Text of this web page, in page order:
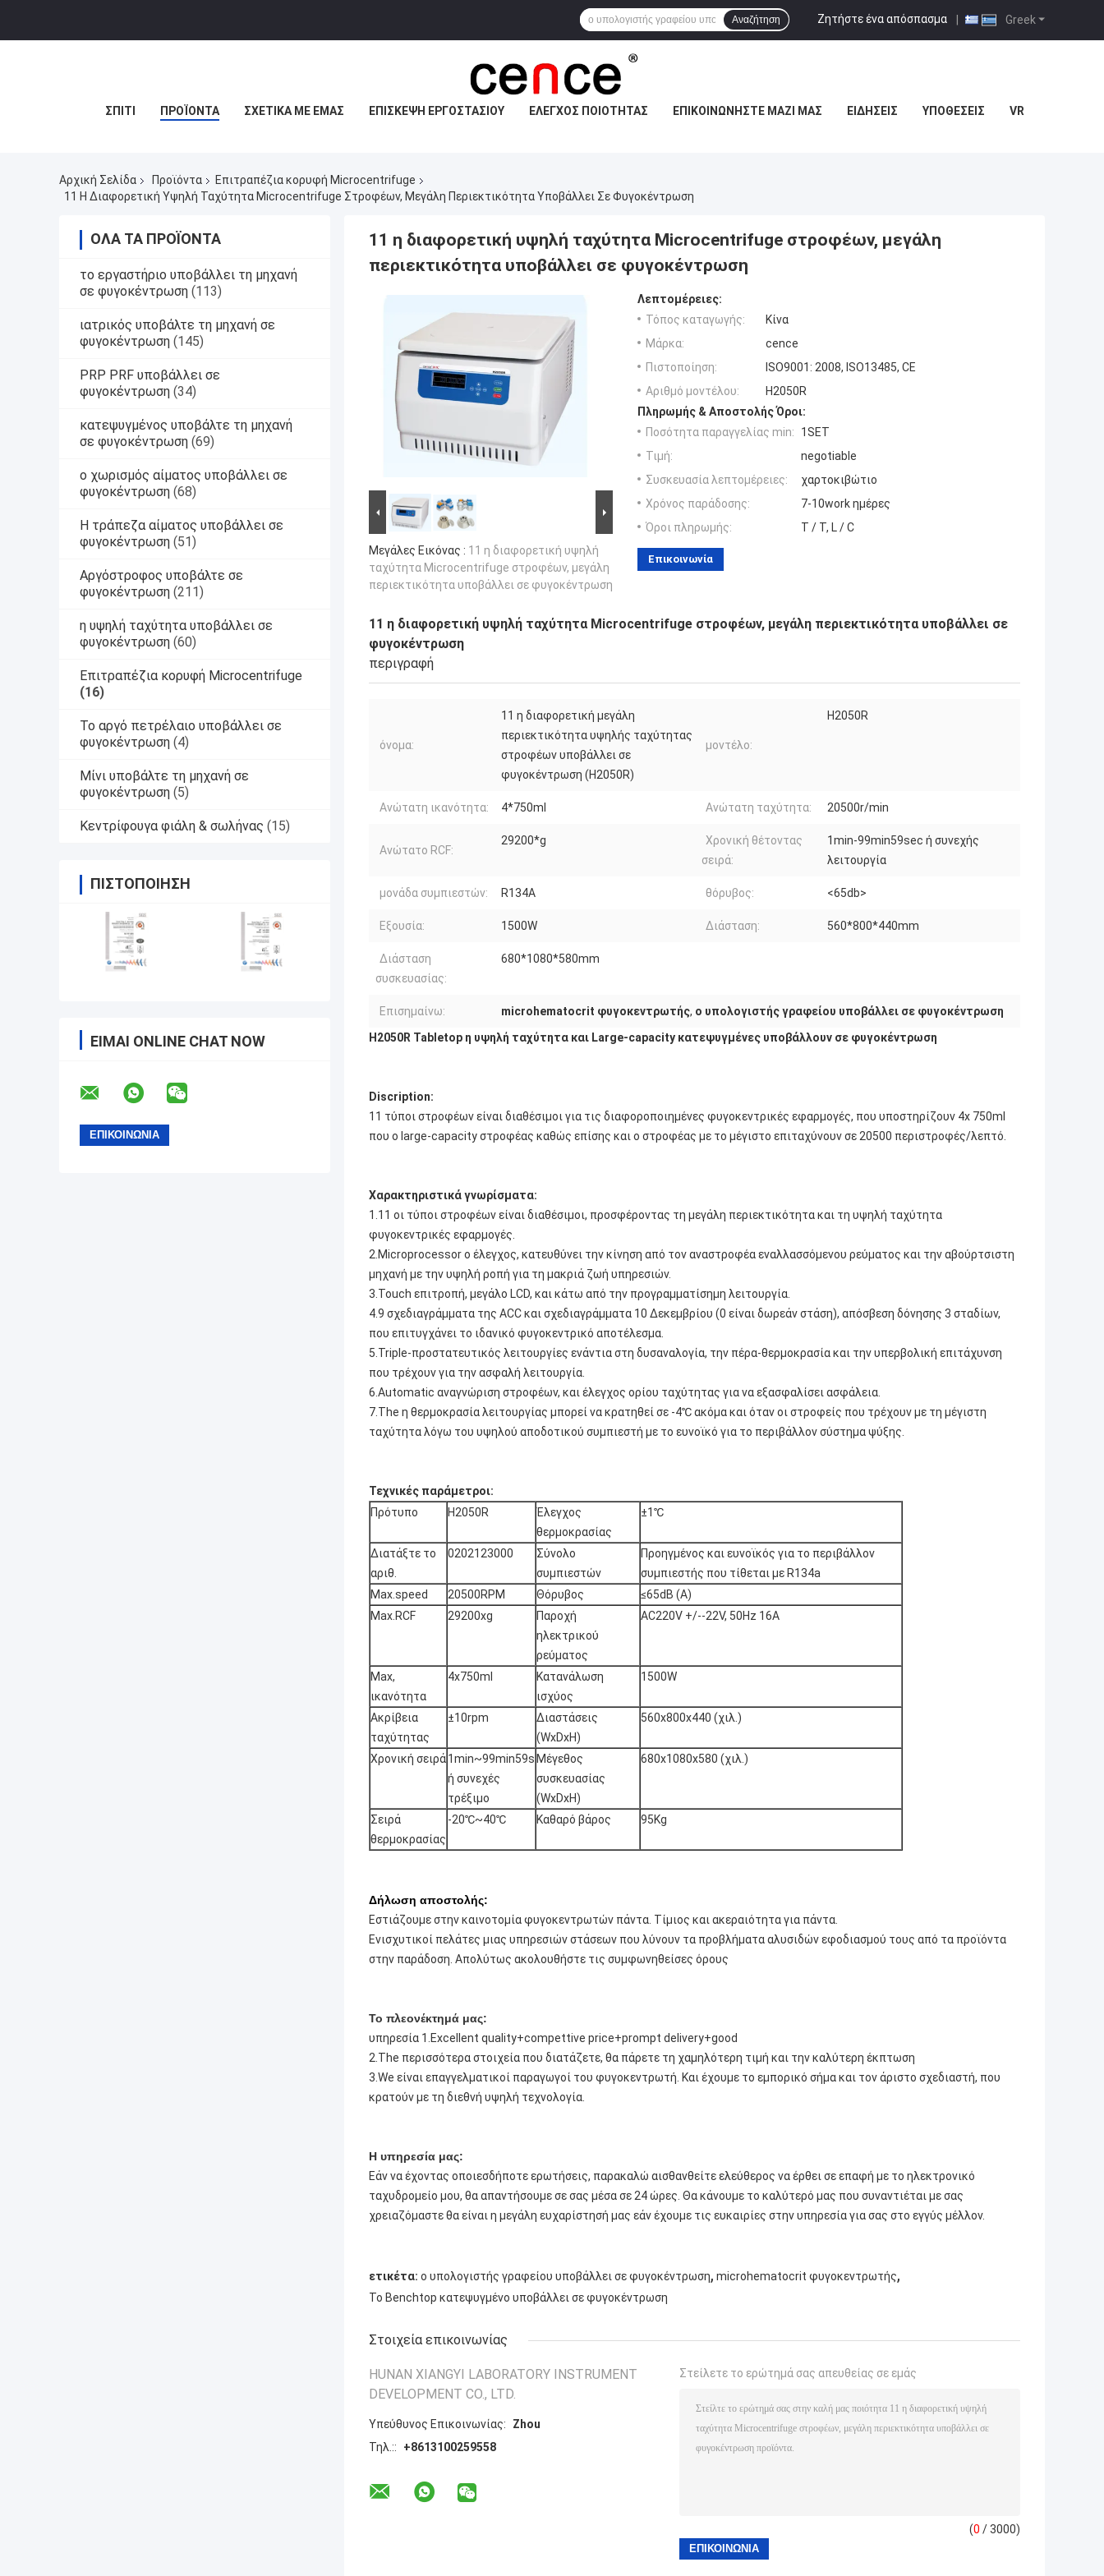
Greek
Ζητήστε ένα απόσπασμα |
Αναζήτηση
ΣΠΊΤΙ ΠΡΟΪΌΝΤΑ ΣΧΕΤΙΚΆ ΜΕ ΕΜΆΣ ΕΠΙΣΚΕΨΉ ΕΡΓΟΣΤΑΣΊΟΥ ΈΛΕΓΧΟΣ ΠΟΙΌΤΗΤΑΣ ΕΠΙΚΟΙΝΩΝΉΣΤΕ ΜΑΖΊ ΜΑΣ ΕΙΔΉΣΕΙΣ ΥΠΟΘΈΣΕΙΣ VR
Αρχική Σελίδα Προϊόντα
Επιτραπέζια κορυφή Microcentrifuge
11 Η Διαφορετική Υψηλή Ταχύτητα Microcentrifuge Στροφέων, Μεγάλη Περιεκτικότητα Υποβάλλει Σε Φυγοκέντρωση
ΌΛΑ ΤΑ ΠΡΟΪΌΝΤΑ
το εργαστήριο υποβάλλει τη μηχανή
σε φυγοκέντρωση (113)
ιατρικός υποβάλτε τη μηχανή σε
φυγοκέντρωση (145)
PRP PRF υποβάλλει σε
φυγοκέντρωση (34)
κατεψυγμένος υποβάλτε τη μηχανή
σε φυγοκέντρωση (69)
ο χωρισμός αίματος υποβάλλει σε
φυγοκέντρωση (68)
Η τράπεζα αίματος υποβάλλει σε
φυγοκέντρωση (51)
Αργόστροφος υποβάλτε σε
φυγοκέντρωση (211)
η υψηλή ταχύτητα υποβάλλει σε
φυγοκέντρωση (60)
Επιτραπέζια κορυφή Microcentrifuge
(16)
Το αργό πετρέλαιο υποβάλλει σε
φυγοκέντρωση (4)
Μίνι υποβάλτε τη μηχανή σε
φυγοκέντρωση (5)
Κεντρίφουγα φιάλη & σωλήνας (15)
ΠΙΣΤΟΠΟΊΗΣΗ
ΕΊΜΑΙ ONLINE CHAT NOW
11 η διαφορετική υψηλή ταχύτητα Microcentrifuge στροφέων, μεγάλη
περιεκτικότητα υποβάλλει σε φυγοκέντρωση
Μεγάλες Εικόνας : 11 η διαφορετική υψηλή
ταχύτητα Microcentrifuge στροφέων, μεγάλη
περιεκτικότητα υποβάλλει σε φυγοκέντρωση
Λεπτομέρειες:
Τόπος καταγωγής:
Κίνα
Μάρκα:
cence
Πιστοποίηση:
ISO9001: 2008, ISO13485, CE
Αριθμό μοντέλου:
H2050R
Πληρωμής & Αποστολής Όροι:
Ποσότητα παραγγελίας min:
1SET
Τιμή:
negotiable
Συσκευασία λεπτομέρειες:
χαρτοκιβώτιο
Χρόνος παράδοσης:
7-10work ημέρες
Όροι πληρωμής:
T / T, L / C
Επικοινωνία
11 η διαφορετική υψηλή ταχύτητα Microcentrifuge στροφέων, μεγάλη περιεκτικότητα υποβάλλει σε
φυγοκέντρωση
περιγραφή
όνομα:
11 η διαφορετική μεγάλη
περιεκτικότητα υψηλής ταχύτητας
στροφέων υποβάλλει σε
φυγοκέντρωση (H2050R)
μοντέλο:
H2050R
Ανώτατη ικανότητα: 4*750ml Ανώτατη ταχύτητα: 20500r/min
Ανώτατο RCF:
29200*g
Χρονική θέτοντας
σειρά:
1min-99min59sec ή συνεχής
λειτουργία
μονάδα συμπιεστών: R134A θόρυβος: <65db>
Εξουσία: 1500W Διάσταση: 560*800*440mm
Διάσταση
συσκευασίας:
680*1080*580mm
Επισημαίνω: microhematocrit φυγοκεντρωτής, ο υπολογιστής γραφείου υποβάλλει σε φυγοκέντρωση
H2050R Tabletop η υψηλή ταχύτητα και Large-capacity κατεψυγμένες υποβάλλουν σε φυγοκέντρωση
Discription:
11 τύποι στροφέων είναι διαθέσιμοι για τις διαφοροποιημένες φυγοκεντρικές εφαρμογές, που υποστηρίζουν 4x 750ml
που ο large-capacity στροφέας καθώς επίσης και ο στροφέας με το μέγιστο επιταχύνουν σε 20500 περιστροφές/λεπτό.
Χαρακτηριστικά γνωρίσματα:
1.11 οι τύποι στροφέων είναι διαθέσιμοι, προσφέροντας τη μεγάλη περιεκτικότητα και τη υψηλή ταχύτητα
φυγοκεντρικές εφαρμογές.
2.Microprocessor ο έλεγχος, κατευθύνει την κίνηση από τον αναστροφέα εναλλασσόμενου ρεύματος και την αβούρτσιστη
μηχανή με την υψηλή ροπή για τη μακριά ζωή υπηρεσιών.
3.Touch επιτροπή, μεγάλο LCD, και κάτω από την προγραμματίσημη λειτουργία.
4.9 σχεδιαγράμματα της ACC και σχεδιαγράμματα 10 Δεκεμβρίου (0 είναι δωρεάν στάση), απόσβεση δόνησης 3 σταδίων,
που επιτυγχάνει το ιδανικό φυγοκεντρικό αποτέλεσμα.
5.Triple-προστατευτικός λειτουργίες ενάντια στη δυσαναλογία, την πέρα-θερμοκρασία και την υπερβολική επιτάχυνση
που τρέχουν για την ασφαλή λειτουργία.
6.Automatic αναγνώριση στροφέων, και έλεγχος ορίου ταχύτητας για να εξασφαλίσει ασφάλεια.
7.The η θερμοκρασία λειτουργίας μπορεί να κρατηθεί σε -4℃ ακόμα και όταν οι στροφείς που τρέχουν με τη μέγιστη
ταχύτητα λόγω του υψηλού αποδοτικού συμπιεστή με το ευνοϊκό για το περιβάλλον σύστημα ψύξης.
Τεχνικές παράμετροι:
Πρότυπο
H2050R
Έλεγχος
θερμοκρασίας
±1℃
Διατάξτε το
αριθ.
0202123000
Σύνολο
συμπιεστών
Προηγμένος και ευνοϊκός για το περιβάλλον
συμπιεστής που τίθεται με R134a
Max.speed
20500RPM Θόρυβος
≤65dB (Α)
Max.RCF
29200xg
Παροχή
ηλεκτρικού
ρεύματος
AC220V +/--22V, 50Hz 16A
Max,
ικανότητα
4x750ml
Κατανάλωση
ισχύος
1500W
Ακρίβεια
ταχύτητας
±10rpm
Διαστάσεις
(WxDxH)
560x800x440 (χιλ.)
Χρονική σειρά1min~99min59s
ή συνεχές
τρέξιμο
Μέγεθος
συσκευασίας
(WxDxH)
680x1080x580 (χιλ.)
Σειρά
θερμοκρασίας
-20℃~40℃ Καθαρό βάρος 95Kg
Δήλωση αποστολής:
Εστιάζουμε στην καινοτομία φυγοκεντρωτών πάντα. Τίμιος και ακεραιότητα για πάντα.
Ενισχυτικοί πελάτες μιας υπηρεσιών στάσεων που λύνουν τα προβλήματα αλυσιδών εφοδιασμού τους από τα προϊόντα
στην παράδοση. Απολύτως ακολουθήστε τις συμφωνηθείσες όρους
Το πλεονέκτημά μας:
υπηρεσία 1.Excellent quality+compettive price+prompt delivery+good
2.The περισσότερα στοιχεία που διατάζετε, θα πάρετε τη χαμηλότερη τιμή και την καλύτερη έκπτωση
3.We είναι επαγγελματικοί παραγωγοί του φυγοκεντρωτή. Και έχουμε το εμπορικό σήμα και τον άριστο σχεδιαστή, που
κρατούν με τη διεθνή υψηλή τεχνολογία.
Η υπηρεσία μας:
Εάν να έχοντας οποιεσδήποτε ερωτήσεις, παρακαλώ αισθανθείτε ελεύθερος να έρθει σε επαφή με το ηλεκτρονικό
ταχυδρομείο μου, θα απαντήσουμε σε σας μέσα σε 24 ώρες. Θα κάνουμε το καλύτερό μας που συναντιέται με σας
χρειαζόμαστε θα είναι η μεγάλη ευχαρίστησή μας εάν έχουμε τις ευκαιρίες στην υπηρεσία για σας στο εγγύς μέλλον.
ετικέτα: ο υπολογιστής γραφείου υποβάλλει σε φυγοκέντρωση, microhematocrit φυγοκεντρωτής,
Το Benchtop κατεψυγμένο υποβάλλει σε φυγοκέντρωση
Στοιχεία επικοινωνίας
HUNAN XIANGYI LABORATORY INSTRUMENT
DEVELOPMENT CO., LTD.
Υπεύθυνος Επικοινωνίας:
Zhou
Τηλ.::
+8613100259558
Στείλετε το ερώτημά σας απευθείας σε εμάς
(0 / 3000)